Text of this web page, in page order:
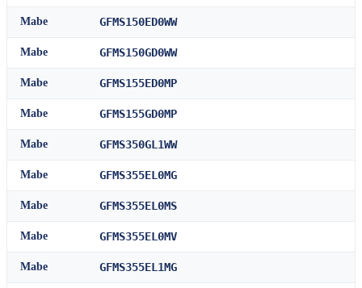
Mabe GFMS150ED0WW
Mabe GFMS150GD0WW
Mabe GFMS155ED0MP
Mabe GFMS155GD0MP
Mabe GFMS350GL1WW
Mabe GFMS355EL0MG
Mabe GFMS355EL0MS
Mabe GFMS355EL0MV
Mabe GFMS355EL1MG